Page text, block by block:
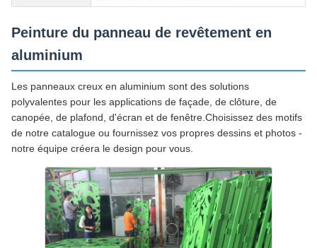
Peinture du panneau de revêtement en
aluminium
Les panneaux creux en aluminium sont des solutions
polyvalentes pour les applications de façade, de clôture, de
canopée, de plafond, d'écran et de fenêtre.Choisissez des motifs
de notre catalogue ou fournissez vos propres dessins et photos -
notre équipe créera le design pour vous.